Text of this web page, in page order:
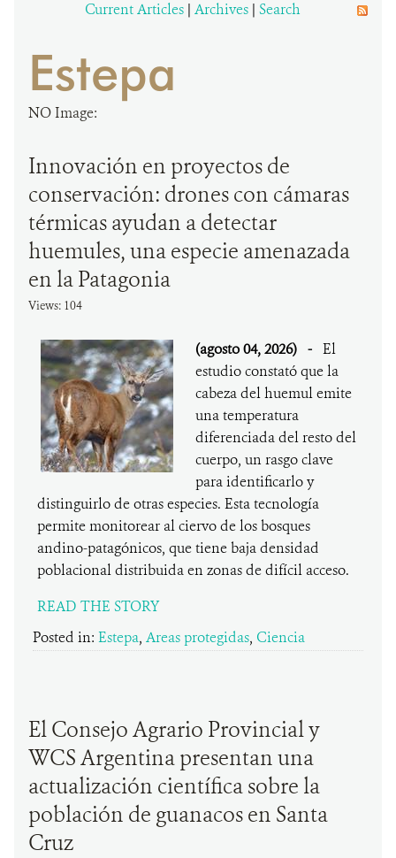
Current Articles | Archives | Search
Estepa
NO Image:
Innovación en proyectos de
conservación: drones con cámaras
térmicas ayudan a detectar
huemules, una especie amenazada
en la Patagonia
Views: 104
(agosto 04, 2026) - El
estudio constató que la
cabeza del huemul emite
una temperatura
diferenciada del resto del
cuerpo, un rasgo clave
para identificarlo y
distinguirlo de otras especies. Esta tecnología
permite monitorear al ciervo de los bosques
andino-patagónicos, que tiene baja densidad
poblacional distribuida en zonas de difícil acceso.
READ THE STORY
Posted in: Estepa, Areas protegidas, Ciencia
El Consejo Agrario Provincial y
WCS Argentina presentan una
actualización científica sobre la
población de guanacos en Santa
Cruz